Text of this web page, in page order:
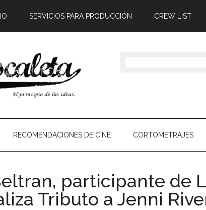
SERVICIOS PARA PRODUCCIÓN CREW LIST
RECOMENDACIONES DE CINE CORTOMETRAJES
participante de
Tributo a Jenni